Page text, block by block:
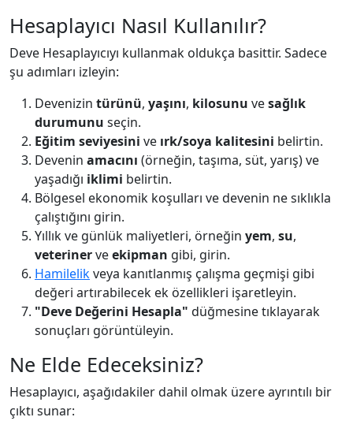
Hesaplayıcı Nasıl Kullanılır?
Deve Hesaplayıcıyı kullanmak oldukça basittir. Sadece
şu adımları izleyin:
Devenizin türünü, yaşını, kilosunu vesağlık
durumunu seçin.
Eğitim seviyesini ve ırk/soya kalitesini belirtin.
Devenin amacını (örneğin, taşıma, süt, yarış) ve
yaşadığı iklimi belirtin.
Bölgesel ekonomik koşulları ve devenin ne sıklıkla
çalıştığını girin.
Yıllık ve günlük maliyetleri, örneğin yem, su,
veterinerveekipman gibi, girin.
Hamilelikveya kanıtlanmış çalışma geçmişi gibi
değeri artırabilecek ek özellikleri işaretleyin.
"Deve Değerini Hesapla" düğmesine tıklayarak
sonuçları görüntüleyin.
Ne Elde Edeceksiniz?
Hesaplayıcı, aşağıdakiler dahil olmak üzere ayrıntılı bir
çıktı sunar: